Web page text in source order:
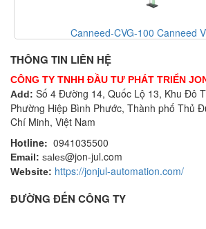
Canneed-CVG-100 Canneed
THÔNG TIN LIÊN HỆ
CÔNG TY TNHH ĐẦU TƯ PHÁT TRIỂN
Add: Số 4 Đường 14, Quốc Lộ 13, Khu Đô
Phường Hiệp Bình Phước, Thành phố Thủ
Chí Minh, Việt Nam
Hotline: 0941035500
Email: sales@jon-jul.com
Website: https://jonjul-automation.com/
ĐƯỜNG ĐẾN CÔNG TY